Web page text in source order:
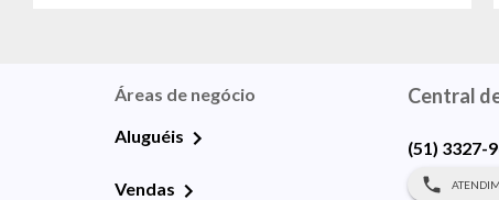
Áreas de negócio
Aluguéis
Vendas
Central
(51) 3327-